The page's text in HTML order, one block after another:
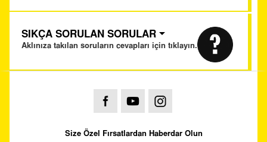
SIKÇA SORULAN SORULAR
Aklınıza takılan soruların cevapları için tıklayın.
Size Özel Fırsatlardan Haberdar Olun